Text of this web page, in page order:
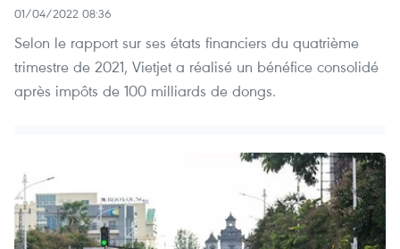
01/04/2022 08:36
Selon le rapport sur ses états financiers du quatrième
trimestre de 2021, Vietjet a réalisé un bénéfice consolidé
après impôts de 100 milliards de dongs.